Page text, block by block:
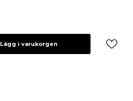
Lägg i varukorgen